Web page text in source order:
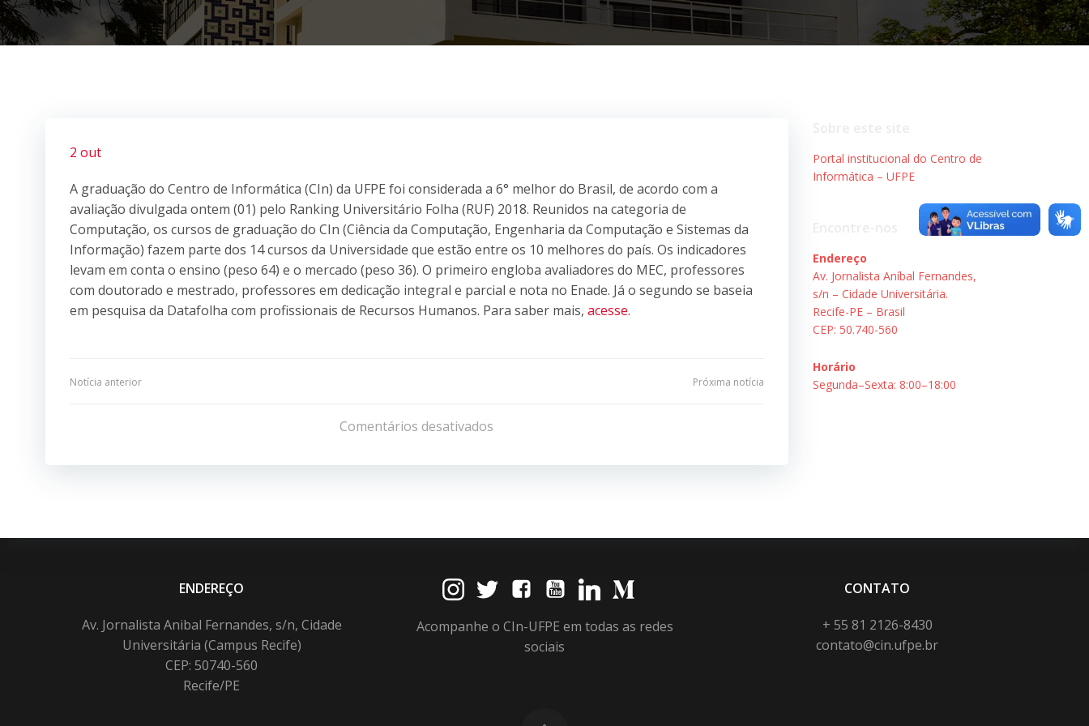
2 out
A graduação do Centro de Informática (CIn) da UFPE foi considerada a 6° melhor do Brasil, de acordo com a
avaliação divulgada ontem (01) pelo Ranking Universitário Folha (RUF) 2018. Reunidos na categoria de
Computação, os cursos de graduação do CIn (Ciência da Computação, Engenharia da Computação e Sistemas da
Informação) fazem parte dos 14 cursos da Universidade que estão entre os 10 melhores do país. Os indicadores
levam em conta o ensino (peso 64) e o mercado (peso 36). O primeiro engloba avaliadores do MEC, professores
com doutorado e mestrado, professores em dedicação integral e parcial e nota no Enade. Já o segundo se baseia
em pesquisa da Datafolha com profissionais de Recursos Humanos. Para saber mais, acesse.
Navegação
Post
Notícia anterior
de
Post
Próxima notícia
Comentários desativados
Portal institucional do Centro de
Informática – UFPE
Endereço
Av. Jornalista Aníbal Fernandes,
s/n – Cidade Universitária.
Recife-PE – Brasil
CEP: 50.740-560
Horário
Segunda–Sexta: 8:00–18:00
ENDEREÇO
Av. Jornalista Anibal Fernandes, s/n, Cidade
Universitária (Campus Recife)
CEP: 50740-560
Recife/PE
Acompanhe o CIn-UFPE em todas as redes
sociais
CONTATO
+ 55 81 2126-8430
contato@cin.ufpe.br